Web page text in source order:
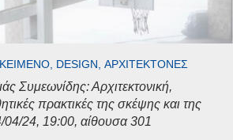
DESIGN, ΑΡΧΙΤΈΚΤΟΝΕΣ
Συμεωνίδης: Αρχιτεκτονική,
πρακτικές της σκέψης και της
24, 19:00, αίθουσα 301